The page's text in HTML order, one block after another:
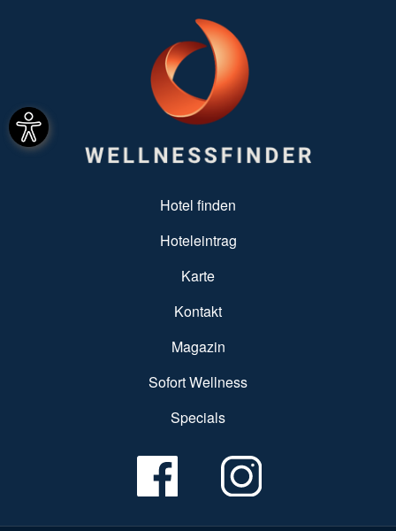
Hotel finden
Hoteleintrag
Karte
Kontakt
Magazin
Sofort Wellness
Specials